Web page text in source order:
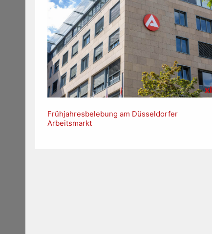
Frühjahresbelebung am Düsseldorfer
Arbeitsmarkt